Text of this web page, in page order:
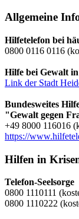
Allgemeine
Hilfetelefon bei
0800 0116 0116
Hilfe bei Gewalt
Link der Stadt
Bundesweites
"Gewalt gegen
+49 8000 116016
https://
Hilfen in
Telefon-Seelsorge
0800 1110111
0800 1110222